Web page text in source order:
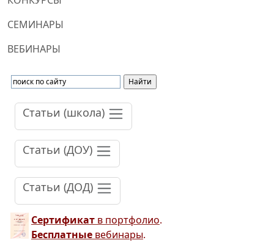
СЕМИНАРЫ
ВЕБИНАРЫ
Статьи (школа)
Статьи (ДОУ)
Статьи (ДОД)
Сертификат в портфолио.
Бесплатные вебинары.